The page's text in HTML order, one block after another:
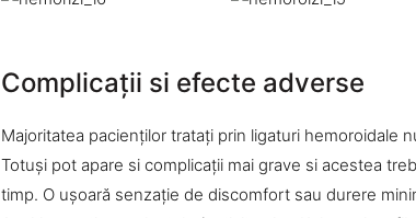
Complicaţii si efecte adverse
Majoritatea pacienţilor trataţi prin ligaturi hemoroidale
Totuşi pot apare si complicaţii mai grave si acestea
timp. O uşoară senzaţie de discomfort sau durere